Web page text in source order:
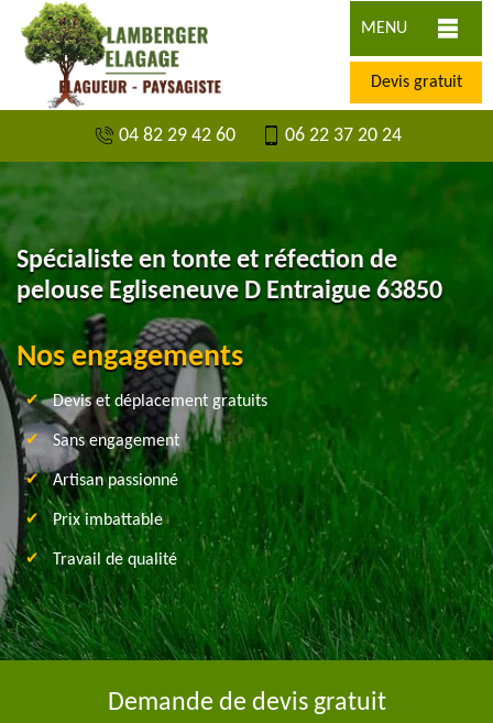
MENU
Devis gratuit
04 82 29 42 60 06 22 37 20 24
Spécialiste en tonte et réfection de
pelouse Egliseneuve D Entraigue 63850
Nos engagements
Devis et déplacement gratuits
Sans engagement
Artisan passionné
Prix imbattable
Travail de qualité
Demande de devis gratuit